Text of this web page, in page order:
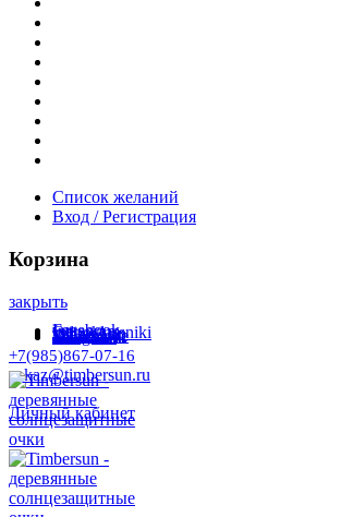
Список желаний
Вход / Регистрация
Корзина
закрыть
Facebook
Instagram
Odnoklassniki
WhatsApp
WhatsApp
VKontakte
Telegram
+7(985)867-07-16
zakaz@timbersun.ru
Личный кабинет